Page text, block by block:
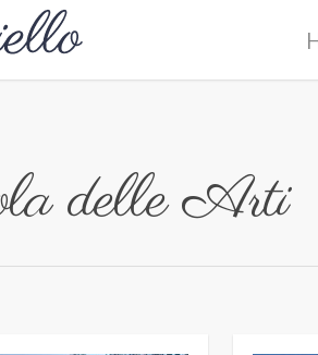
delle Arti